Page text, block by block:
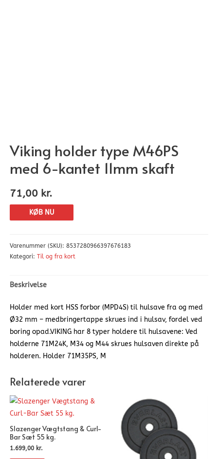
Viking holder type M46PS
med 6-kantet 11mm skaft
71,00 kr.
KØB NU
Varenummer (SKU): 8537280966397676183
Kategori: Til og fra kort
Beskrivelse
Holder med kort HSS forbor (MPD4S) til hulsave fra og med
Ø32 mm – medbringertappe skrues ind i hulsav, fordel ved
boring opad.VIKING har 8 typer holdere til hulsavene: Ved
holderne 71M24K, M34 og M44 skrues hulsaven direkte på
holderen. Holder 71M35PS, M
Relaterede varer
Slazenger Vægtstang & Curl-
Bar Sæt 55 kg.
1.699,00 kr.